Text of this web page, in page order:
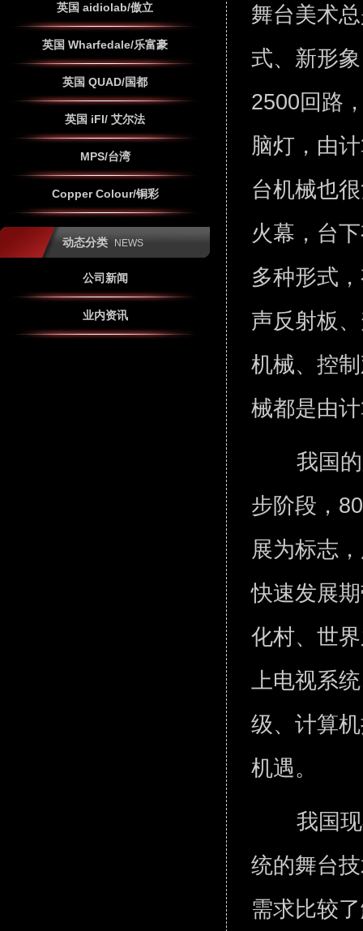
英国 aidiolab/傲立
英国 Wharfedale/乐富豪
英国 QUAD/国都
英国 iFI/ 艾尔法
MPS/台湾
Copper Colour/铜彩
动态分类 NEWS
公司新闻
业内资讯
舞台美术
式、新形
2500回路
脑灯，由
台机械也
火幕，台
多种形式
声反射板
机械、控
械都是
我国
步阶段，
展为标志
快速发展
化村、世
上电视系
级、计算
机遇。
我国
统的舞台
需求比较